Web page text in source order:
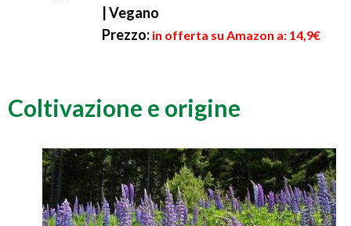
| Vegano
Prezzo: in offerta su Amazon a: 14,9€
Coltivazione e origine